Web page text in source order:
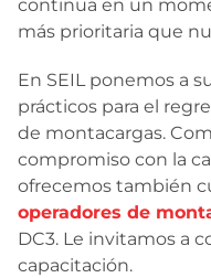
continua en un
más prioritaria que
En SEIL ponemos a
prácticos para el
de montacargas.
compromiso con la
ofrecemos también
operadores de
DC3. Le invitamos a
capacitación.